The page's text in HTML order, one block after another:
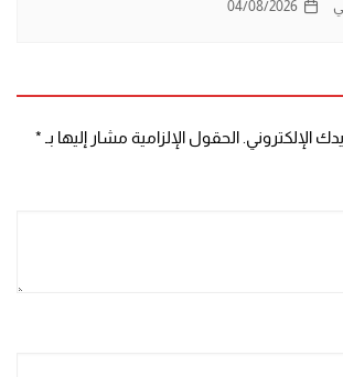
04/08/2026
الإلكتروني. الحقول الإلزامية مشار إليها بـ *